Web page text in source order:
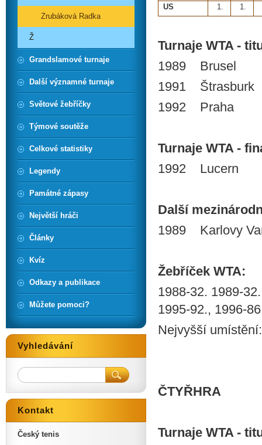
US
1. 1.
Turnaje WTA -
1989 Brusel
1991 Štrasburk
1992 Praha
Turnaje WTA -
1992 Lucern
Další
1989 Karlovy
Žebříček WTA:
1988-32. 1989-
1995-92., 1996-
Nejvyšší
ČTYŘHRA
Turnaje WTA -
Zrubáková Radka
Ž
Grandslamové turnaje
Další významné turnaje
Světové žebříčky
Týmové soutěže
Celkové statistiky
Legendy
Památné zápasy
Největší hráči
Články
Kvíz
Odkazy a publikace
Můžete pomoci?
Vyhledávání
Kontakt
Český tenis